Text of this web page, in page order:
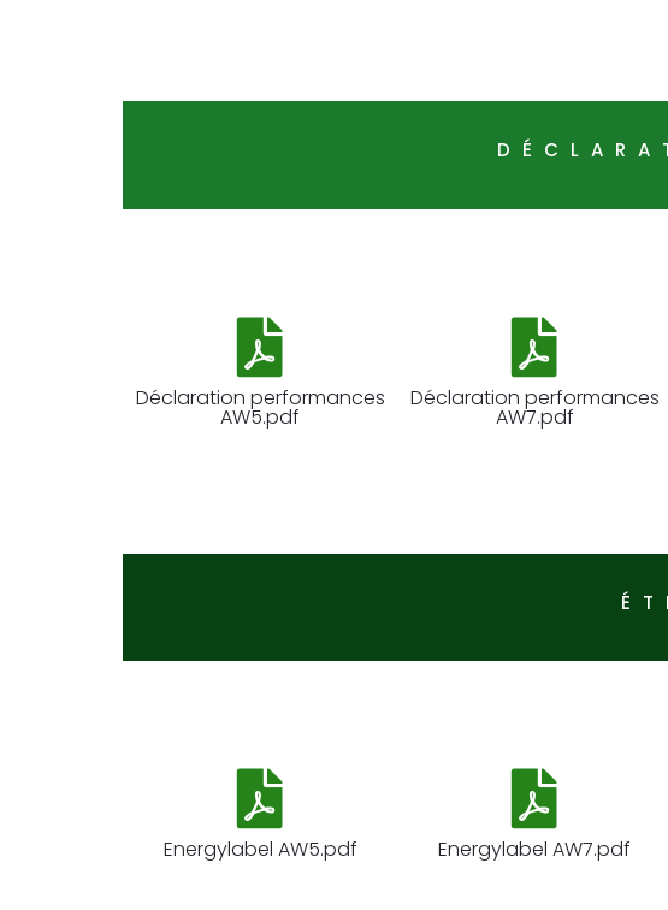
Déclaration performances
AW5.pdf
Déclaration performances
AW7.pdf
Energylabel AW5.pdf Energylabel AW7.pdf